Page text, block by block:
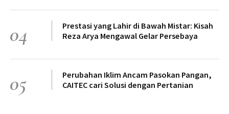
04
Prestasi yang Lahir di Bawah Mistar: Kisah
Reza Arya Mengawal Gelar Persebaya
05
Perubahan Iklim Ancam Pasokan Pangan,
CAITEC cari Solusi dengan Pertanian